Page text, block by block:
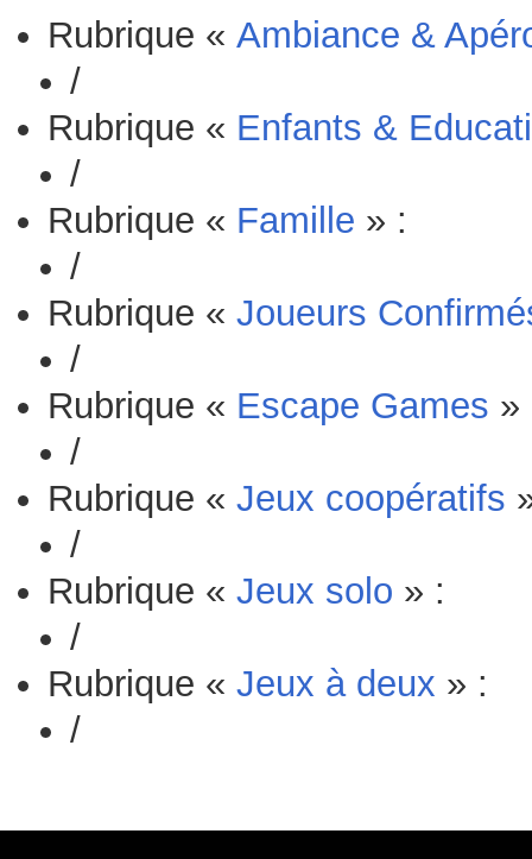
Rubrique « Ambiance &
/
Rubrique « Enfants &
/
Rubrique « Famille » :
/
Rubrique « Joueurs
/
Rubrique « Escape Games »
/
Rubrique « Jeux coopératifs
/
Rubrique « Jeux solo » :
/
Rubrique « Jeux à deux » :
/